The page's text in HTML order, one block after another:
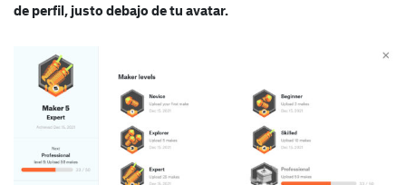
de perfil, justo debajo de tu avatar.